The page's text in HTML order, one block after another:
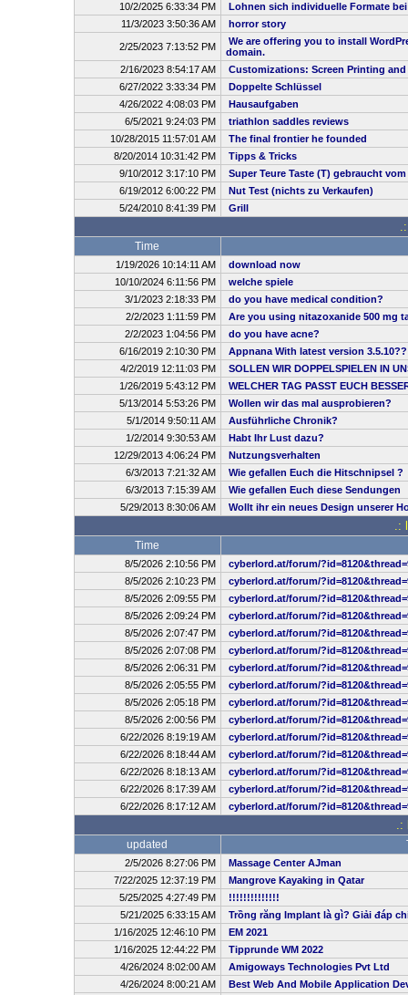
10/2/2025 6:33:34 PM
Lohnen sich individuelle Formate
11/3/2023 3:50:36 AM
horror story
2/25/2023 7:13:52 PM
We are offering you to install
domain.
2/16/2023 8:54:17 AM
Customizations: Screen Printing and
6/27/2022 3:33:34 PM
Doppelte Schlüssel
4/26/2022 4:08:03 PM
Hausaufgaben
6/5/2021 9:24:03 PM
triathlon saddles reviews
10/28/2015 11:57:01 AM
The final frontier he founded
8/20/2014 10:31:42 PM
Tipps & Tricks
9/10/2012 3:17:10 PM
Super Teure Taste (T) gebraucht
6/19/2012 6:00:22 PM
Nut Test (nichts zu Verkaufen)
5/24/2010 8:41:39 PM
Grill
Time
1/19/2026 10:14:11 AM
download now
10/10/2024 6:11:56 PM
welche spiele
3/1/2023 2:18:33 PM
do you have medical condition?
2/2/2023 1:11:59 PM
Are you using nitazoxanide 500 mg
2/2/2023 1:04:56 PM
do you have acne?
6/16/2019 2:10:30 PM
Appnana With latest version 3.5.10??
4/2/2019 12:11:03 PM
SOLLEN WIR DOPPELSPIELEN IN
1/26/2019 5:43:12 PM
WELCHER TAG PASST EUCH
5/13/2014 5:53:26 PM
Wollen wir das mal ausprobieren?
5/1/2014 9:50:11 AM
Ausführliche Chronik?
1/2/2014 9:30:53 AM
Habt Ihr Lust dazu?
12/29/2013 4:06:24 PM
Nutzungsverhalten
6/3/2013 7:21:32 AM
Wie gefallen Euch die Hitschnipsel ?
6/3/2013 7:15:39 AM
Wie gefallen Euch diese Sendungen
5/29/2013 8:30:06 AM
Wollt ihr ein neues Design unserer
.:
Time
8/5/2026 2:10:56 PM
cyberlord.at/forum/
8/5/2026 2:10:23 PM
cyberlord.at/forum/
8/5/2026 2:09:55 PM
cyberlord.at/forum/
8/5/2026 2:09:24 PM
cyberlord.at/forum/
8/5/2026 2:07:47 PM
cyberlord.at/forum/
8/5/2026 2:07:08 PM
cyberlord.at/forum/
8/5/2026 2:06:31 PM
cyberlord.at/forum/
8/5/2026 2:05:55 PM
cyberlord.at/forum/
8/5/2026 2:05:18 PM
cyberlord.at/forum/
8/5/2026 2:00:56 PM
cyberlord.at/forum/
6/22/2026 8:19:19 AM
cyberlord.at/forum/
6/22/2026 8:18:44 AM
cyberlord.at/forum/
6/22/2026 8:18:13 AM
cyberlord.at/forum/
6/22/2026 8:17:39 AM
cyberlord.at/forum/
6/22/2026 8:17:12 AM
cyberlord.at/forum/
.:
updated
2/5/2026 8:27:06 PM
Massage Center AJman
7/22/2025 12:37:19 PM
Mangrove Kayaking in Qatar
5/25/2025 4:27:49 PM
!!!!!!!!!!!!!!
5/21/2025 6:33:15 AM
Trồng răng Implant là gì? Giải đáp
1/16/2025 12:46:10 PM
EM 2021
1/16/2025 12:44:22 PM
Tipprunde WM 2022
4/26/2024 8:02:00 AM
Amigoways Technologies Pvt Ltd
4/26/2024 8:00:21 AM
Best Web And Mobile Application